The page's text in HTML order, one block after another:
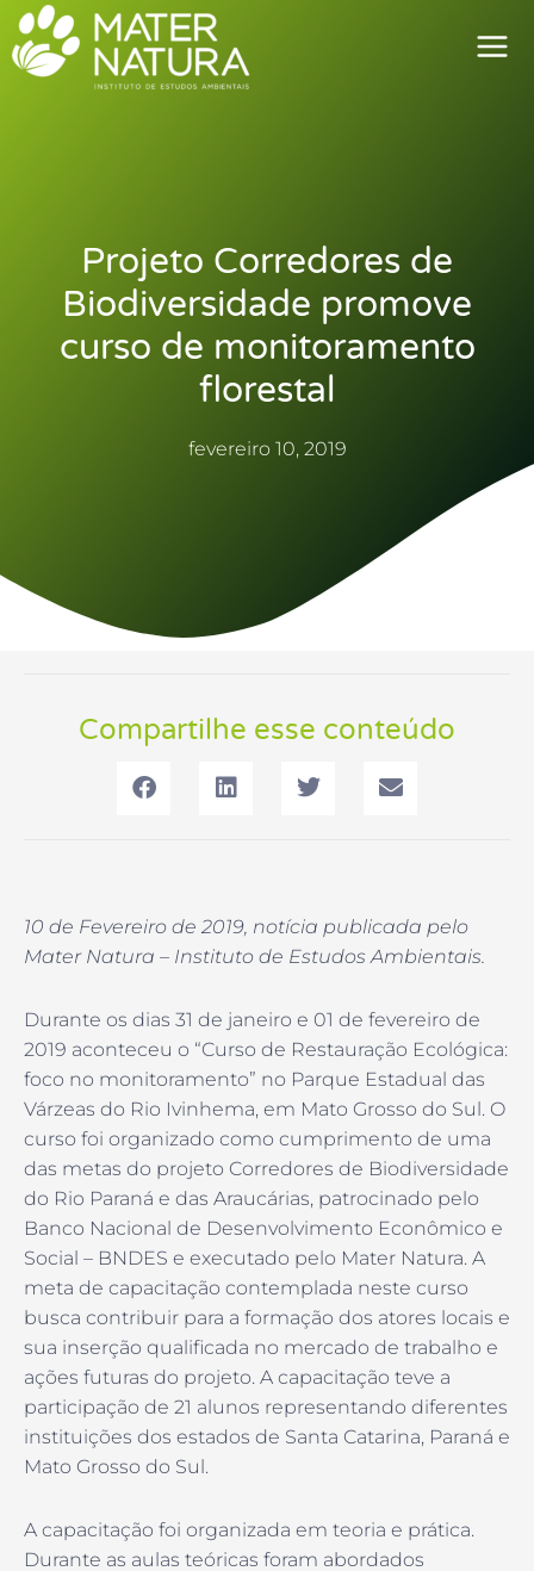
para
Projeto Corredores de
Biodiversidade promove
curso de monitoramento
florestal
fevereiro 10, 2019
Compartilhe esse conteúdo
10 de Fevereiro de 2019, notícia publicada pelo
Mater Natura – Instituto de Estudos Ambientais.
Durante os dias 31 de janeiro e 01 de fevereiro de
2019 aconteceu o “Curso de Restauração Ecológica:
foco no monitoramento” no Parque Estadual das
Várzeas do Rio Ivinhema, em Mato Grosso do Sul. O
curso foi organizado como cumprimento de uma
das metas do projeto Corredores de Biodiversidade
do Rio Paraná e das Araucárias, patrocinado pelo
Banco Nacional de Desenvolvimento Econômico e
Social – BNDES e executado pelo Mater Natura. A
meta de capacitação contemplada neste curso
busca contribuir para a formação dos atores locais e
sua inserção qualificada no mercado de trabalho e
ações futuras do projeto. A capacitação teve a
participação de 21 alunos representando diferentes
instituições dos estados de Santa Catarina, Paraná e
Mato Grosso do Sul.
A capacitação foi organizada em teoria e prática.
Durante as aulas teóricas foram abordados